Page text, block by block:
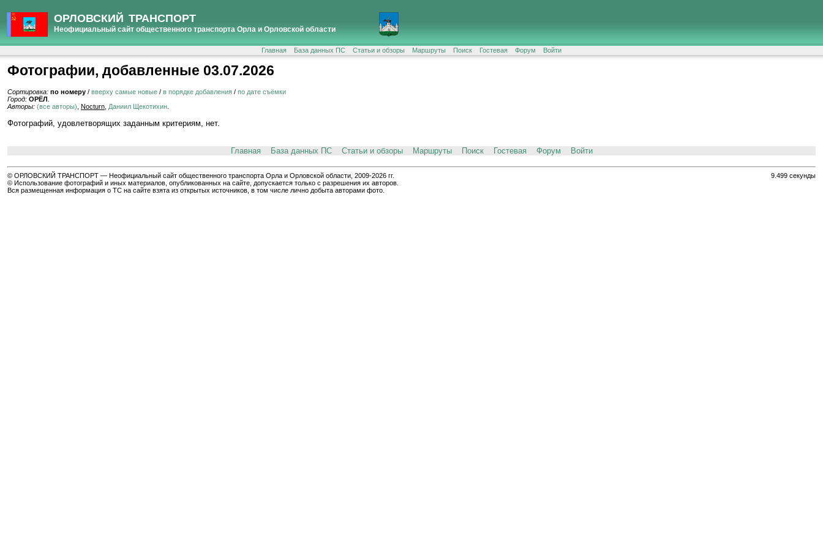
ОРЛОВСКИЙ ТРАНСПОРТ
Неофициальный сайт общественного транспорта Орла и Орловской области
Главная База данных ПС Статьи и обзоры Маршруты Поиск Гостевая Форум Войти
Фотографии, добавленные 03.07.2026
Сортировка: по номеру / вверху самые новые / в порядке добавления / по дате съёмки
Город: ОРЁЛ
Авторы: (все авторы) Nocturn Даниил Щекотихин
Фотографий, удовлетворящих заданным критериям, нет.
Главная База данных ПС Статьи и обзоры Маршруты Поиск Гостевая Форум Войти
9.499 секунды
© ОРЛОВСКИЙ ТРАНСПОРТ — Неофициальный сайт общественного транспорта Орла и Орловской области, 2009-2026 гг.
© Использование фотографий и иных материалов, опубликованных на сайте, допускается только с разрешения их авторов.
Вся размещенная информация о ТС на сайте взята из открытых источников, в том числе лично добыта авторами фото.